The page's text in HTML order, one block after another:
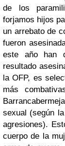
de los
forjamos hijos
un arrebato de
fueron
este año han
resultado
la OFP, es
más
sexual (según
agresiones).
cuerpo de la